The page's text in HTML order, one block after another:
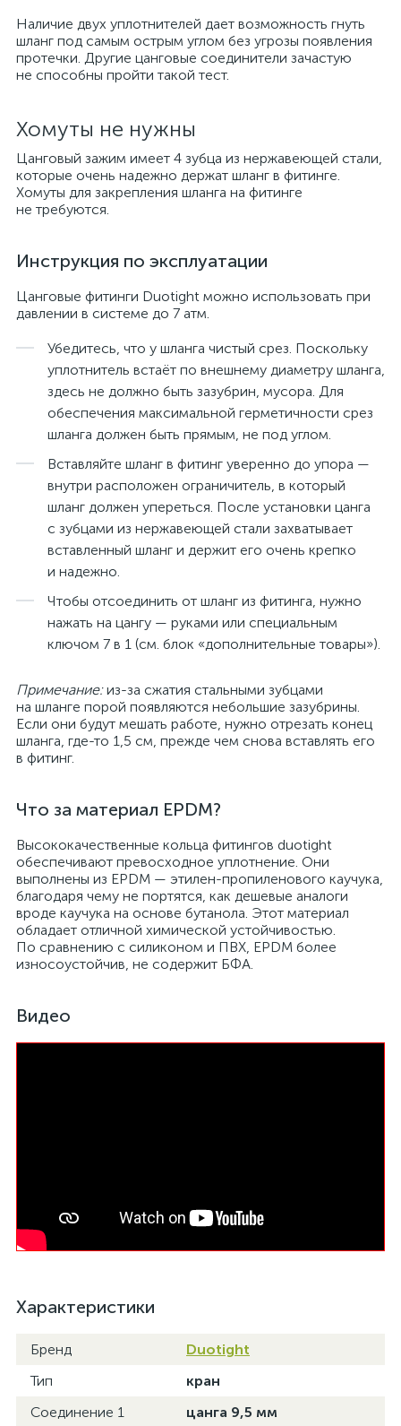
Наличие двух уплотнителей дает возможность гнуть
шланг под самым острым углом без угрозы появления
протечки. Другие цанговые соединители зачастую
не способны пройти такой тест.
Хомуты не нужны
Цанговый зажим имеет 4 зубца из нержавеющей стали,
которые очень надежно держат шланг в фитинге.
Хомуты для закрепления шланга на фитинге
не требуются.
Инструкция по эксплуатации
Цанговые фитинги Duotight можно использовать при
давлении в системе до 7 атм.
Убедитесь, что у шланга чистый срез. Поскольку
уплотнитель встаёт по внешнему диаметру шланга,
здесь не должно быть зазубрин, мусора. Для
обеспечения максимальной герметичности срез
шланга должен быть прямым, не под углом.
Вставляйте шланг в фитинг уверенно до упора —
внутри расположен ограничитель, в который
шланг должен упереться. После установки цанга
с зубцами из нержавеющей стали захватывает
вставленный шланг и держит его очень крепко
и надежно.
Чтобы отсоединить от шланг из фитинга, нужно
нажать на цангу — руками или специальным
ключом 7 в 1 (см. блок «дополнительные товары»).
Примечание:из-за сжатия стальными зубцами
на шланге порой появляются небольшие зазубрины.
Если они будут мешать работе, нужно отрезать конец
шланга, где-то 1,5 см, прежде чем снова вставлять его
в фитинг.
Что за материал EPDM?
Высококачественные кольца фитингов duotight
обеспечивают превосходное уплотнение. Они
выполнены из EPDM — этилен-пропиленового каучука,
благодаря чему не портятся, как дешевые аналоги
вроде каучука на основе бутанола. Этот материал
обладает отличной химической устойчивостью.
По сравнению с силиконом и ПВХ, EPDM более
износоустойчив, не содержит БФА.
Видео
Характеристики
Бренд
Duotight
Тип
кран
Соединение 1
цанга 9,5 мм